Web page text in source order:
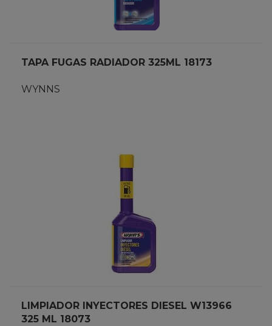
TAPA FUGAS RADIADOR 325ML 18173
WYNNS
LIMPIADOR INYECTORES DIESEL W13966
325 ML 18073